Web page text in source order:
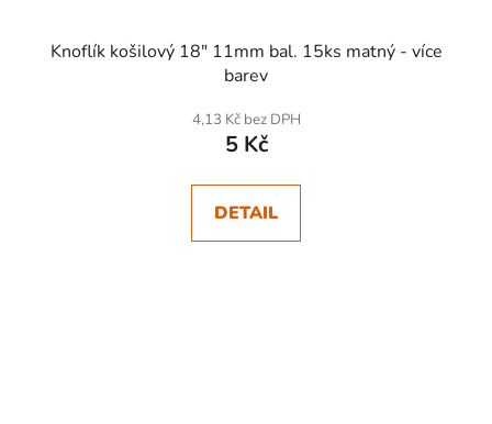
Knoflík košilový 18" 11mm bal. 15ks matný - více
barev
4,13 Kč bez DPH
5 Kč
DETAIL